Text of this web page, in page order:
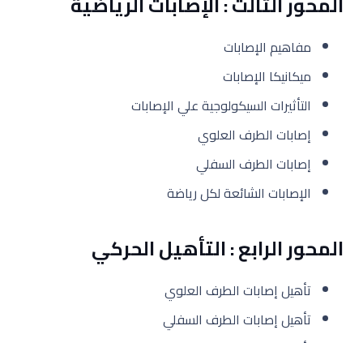
مفاهيم اﻹصابات
ميكانيكا اﻹصابات
التأثيرات السيكولوجية علي اﻹصابات
إصابات الطرف العلوي
إصابات الطرف السفلي
اﻹصابات الشائعة لكل رياضة
المحور الرابع : التأهيل الحركي
تأهيل إصابات الطرف العلوي
تأهيل إصابات الطرف السفلي